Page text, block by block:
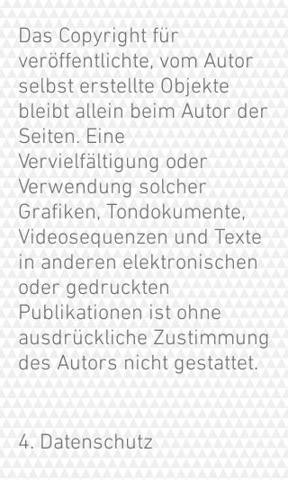
Das Copyright für
veröffentlichte, vom Autor
selbst erstellte Objekte
bleibt allein beim Autor der
Seiten. Eine
Vervielfältigung oder
Verwendung solcher
Grafiken, Tondokumente,
Videosequenzen und Texte
in anderen elektronischen
oder gedruckten
Publikationen ist ohne
ausdrückliche Zustimmung
des Autors nicht gestattet.
4. Datenschutz